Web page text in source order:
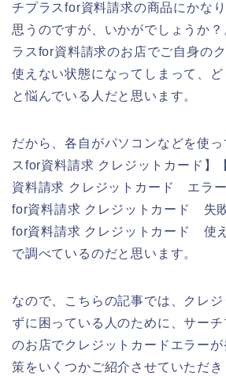
チプラスfor資料請求の商品にかな
思うのですが、いかがでしょうか
ラスfor資料請求のお店でご自身の
使えない状態になってしまって、
と悩んでいる人だと思います。
だから、各自がパソコンなどを使
スfor資料請求 クレジットカード】
資料請求 クレジットカード エラ
for資料請求 クレジットカード 失
for資料請求 クレジットカード 使
で調べているのだと思います。
なので、こちらの記事では、クレジ
ずに困っている人のために、サー
のお店でクレジットカードエラー
策をいくつかご紹介させていただき